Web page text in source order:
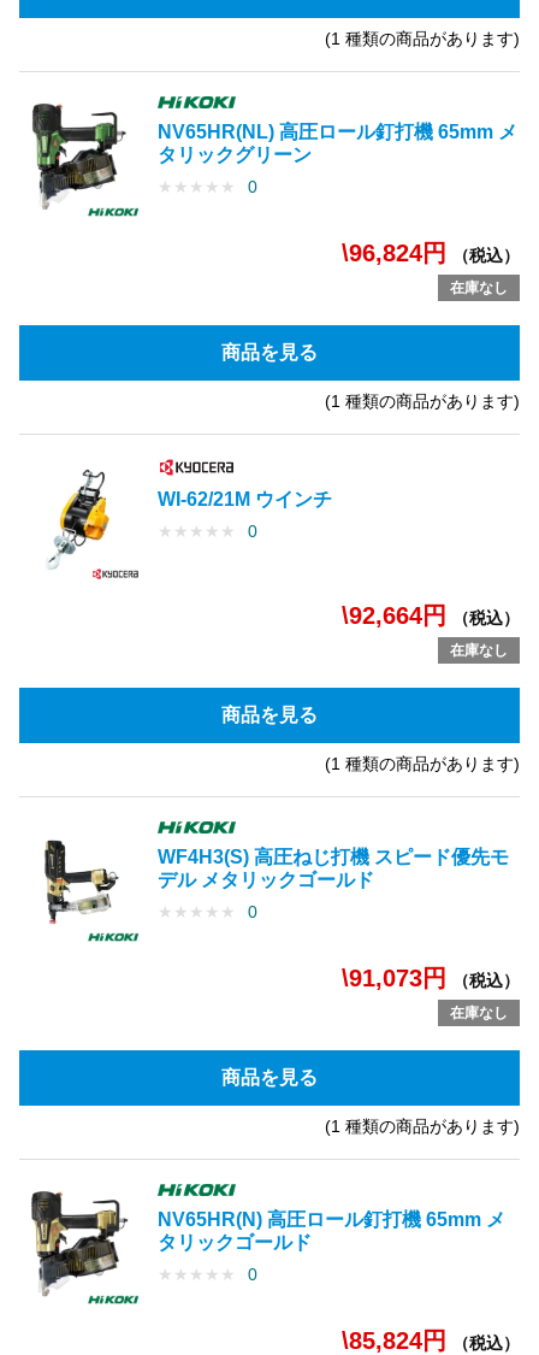
(1 種類の商品があります)
NV65HR(NL) 高圧ロール釘打機 65mm メ
タリックグリーン
★ ★ ★ ★ ★ 0
\96,824円 （税込）
在庫なし
商品を見る
(1 種類の商品があります)
WI-62/21M ウインチ
★ ★ ★ ★ ★ 0
\92,664円 （税込）
在庫なし
商品を見る
(1 種類の商品があります)
WF4H3(S) 高圧ねじ打機 スピード優先モ
デル メタリックゴールド
★ ★ ★ ★ ★ 0
\91,073円 （税込）
在庫なし
商品を見る
(1 種類の商品があります)
NV65HR(N) 高圧ロール釘打機 65mm メ
タリックゴールド
★ ★ ★ ★ ★ 0
\85,824円 （税込）